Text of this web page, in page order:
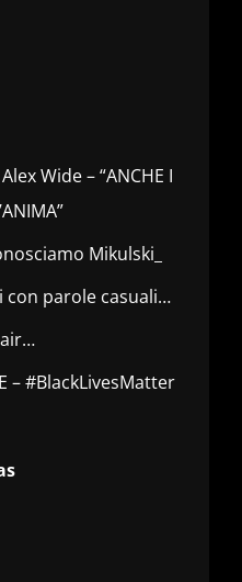
Wide – “ANCHE I
Mikulski_
con parole casuali…
– #BlackLivesMatter